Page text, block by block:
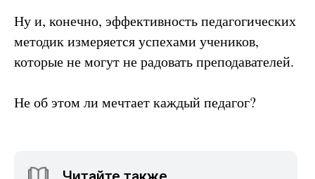
Ну и, конечно, эффективность педагогических
методик измеряется успехами учеников,
которые не могут не радовать преподавателей.
Не об этом ли мечтает каждый педагог?